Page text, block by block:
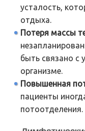
усталость,
отдыха.
Потеря массы
быть связано с
организме.
Повышенная
пациенты
потоотделения.